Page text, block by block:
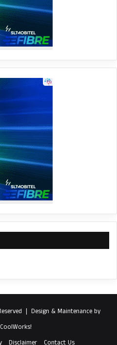
| Design & Maintenance by
Disclaimer Contact Us